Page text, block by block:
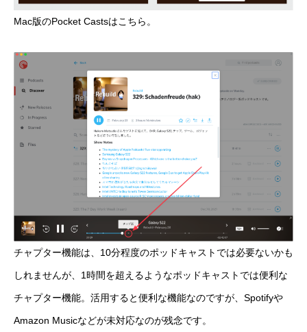
Mac版のPocket Castsはこちら。
チャプター機能は、10分程度のポッドキャストでは必要ないかも
しれませんが、1時間を超えるようなポッドキャストでは便利な
チャプター機能。活用すると便利な機能なのですが、Spotifyや
Amazon Musicなどが未対応なのが残念です。